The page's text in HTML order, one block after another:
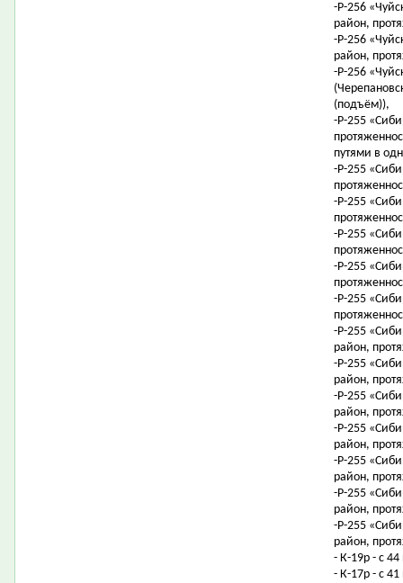
-Р-256
район,
-Р-256
район,
-Р-256
(подъём)),
-Р-255
путями в
-Р-255
-Р-255
-Р-255
-Р-255
-Р-255
-Р-255
район,
-Р-255
район,
-Р-255
район,
-Р-255
район,
-Р-255
район,
-Р-255
район,
-Р-255
район,
- К-19р - с
- К-17р - с